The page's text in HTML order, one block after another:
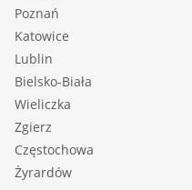
Poznań
Katowice
Lublin
Bielsko-Biała
Wieliczka
Zgierz
Częstochowa
Żyrardów